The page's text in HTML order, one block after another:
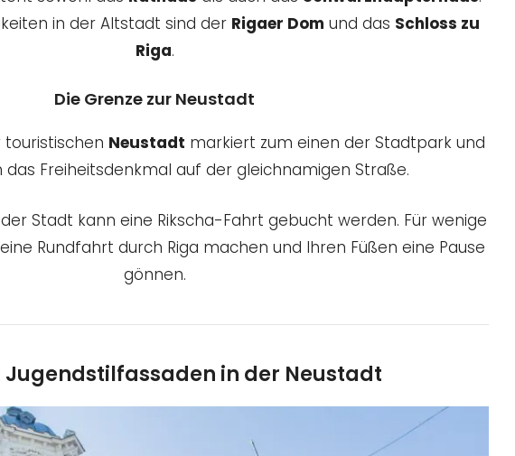
in der Altstadt sind der Rigaer Dom und das Schloss zu
Riga.
Die Grenze zur Neustadt
touristischen Neustadt markiert zum einen der Stadtpark und
das Freiheitsdenkmal auf der gleichnamigen Straße.
Stadt kann eine Rikscha-Fahrt gebucht werden. Für wenige
Rundfahrt durch Riga machen und Ihren Füßen eine Pause
gönnen.
Jugendstilfassaden in der Neustadt